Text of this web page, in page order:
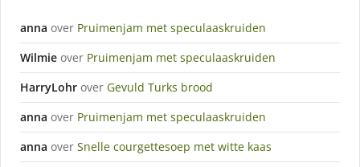
anna over Pruimenjam met speculaaskruiden
Wilmie over Pruimenjam met speculaaskruiden
HarryLohr over Gevuld Turks brood
anna over Pruimenjam met speculaaskruiden
anna over Snelle courgettesoep met witte kaas